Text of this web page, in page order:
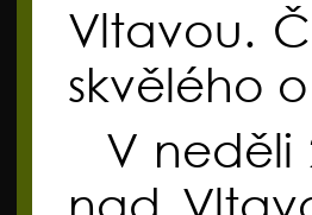
Vltavou.
skvělého
V neděli
nad